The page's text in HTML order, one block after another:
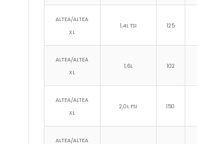
ALTEA/ALTEA
XL
1,4L TSI 125
ALTEA/ALTEA
XL
1,6L 102
ALTEA/ALTEA
XL
2,0L FSI 150
ALTEA/ALTEA